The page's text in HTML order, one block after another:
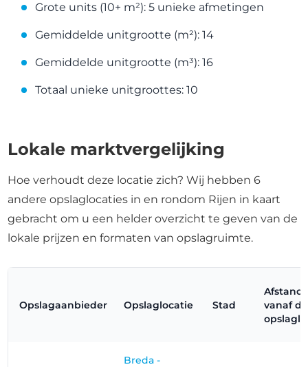
Grote units (10+ m²): 5 unieke afmetingen
Gemiddelde unitgrootte (m²): 14
Gemiddelde unitgrootte (m³): 16
Totaal unieke unitgroottes: 10
Lokale marktvergelijking
Hoe verhoudt deze locatie zich? Wij hebben 6
andere opslaglocaties in en rondom Rijen in kaart
gebracht om u een helder overzicht te geven van de
lokale prijzen en formaten van opslagruimte.
Opslagaanbieder Opslaglocatie Stad
Afstand
vanaf
Breda -